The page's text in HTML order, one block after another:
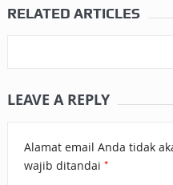
RELATED ARTICLES
LEAVE A REPLY
Alamat email Anda tidak
wajib ditandai *